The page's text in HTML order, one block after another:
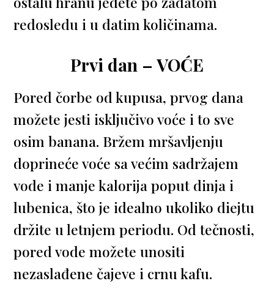
redosledu i u datim količinama.
Prvi dan – VOĆE
Pored čorbe od kupusa, prvog dana
možete jesti isključivo voće i to sve
osim banana. Bržem mršavljenju
doprineće voće sa većim sadržajem
vode i manje kalorija poput dinja i
lubenica, što je idealno ukoliko diejtu
držite u letnjem periodu. Od tečnosti,
pored vode možete unositi
nezaslađene čajeve i crnu kafu.